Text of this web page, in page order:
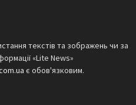
текстів та зображень чи за
«Lite News»
є обов'язковим.